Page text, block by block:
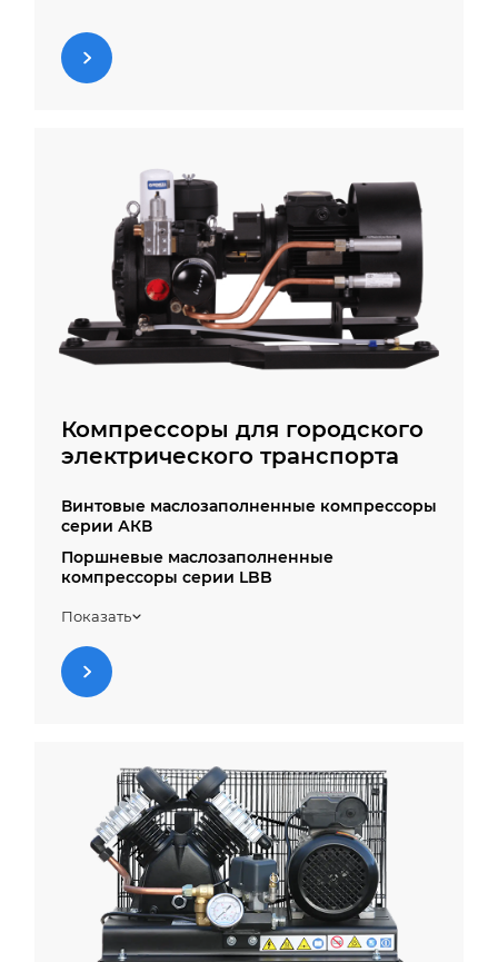
Компрессоры для городского
электрического транспорта
Винтовые маслозаполненные компрессоры
серии АКВ
Поршневые маслозаполненные
компрессоры серии LBB
Спиральные безмасляные компрессоры
серии АКС
Показать